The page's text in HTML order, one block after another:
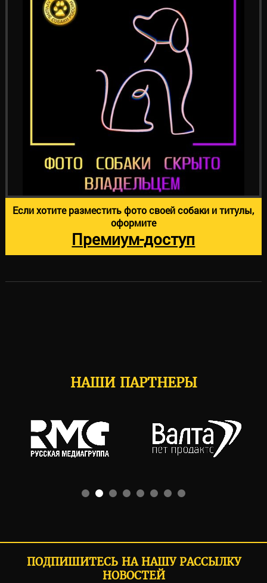
Если хотите разместить фото своей собаки и титулы,
оформите
Премиум-доступ
НАШИ ПАРТНЕРЫ
ПОДПИШИТЕСЬ НА НАШУ РАССЫЛКУ
НОВОСТЕЙ